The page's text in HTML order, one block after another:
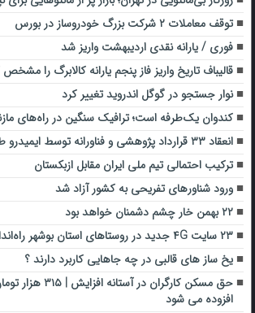
توقف معاملات ۲ شرکت بزرگ خودروساز در بورس
فوری / یارانه نقدی اردیبهشت واریز شد
قالیباف تاریخ واریز فاز پنجم یارانه کالابرگ را مشخص
نوار جستجو در گوگل اندروید تغییر کرد
کندوان یک‌طرفه است؛ ترافیک سنگین در راه‌های
انعقاد ۳۳ قرارداد پژوهشی و فناورانه توسط ایمیدرو طی ۱۰ ماهه امسال
ترکیب احتمالی تیم ملی ایران مقابل ازبکستان
ورود شناورهای تفریحی به کشور آزاد شد
۲۲ بهمن خار چشم دشمنان خواهد بود
۲۳ سایت ۴G جدید در روستاهای استان بوشهر راه‌اندازی شد
یخ ساز های قالبی در چه جاهایی کاربرد دارند ؟
افزوده می‌ شود